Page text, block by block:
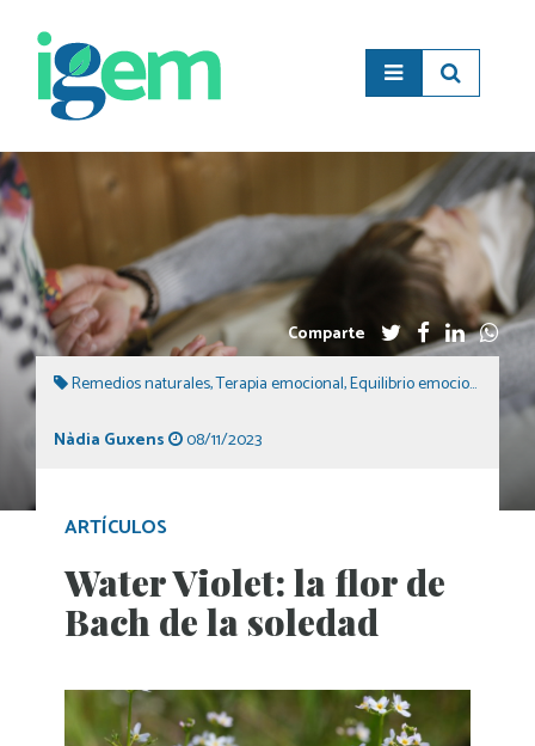
Comparte
Remedios naturales,Terapia emocional,Equilibrio emocional
Nàdia Guxens 08/11/2023
ARTÍCULOS
Water Violet: la flor de
Bach de la soledad